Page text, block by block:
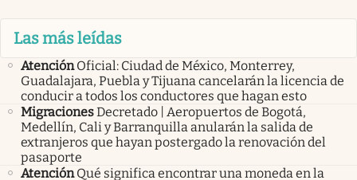
Las más leídas
Atención Oficial: Ciudad de México, Monterrey,
Guadalajara, Puebla y Tijuana cancelarán la licencia de
conducir a todos los conductores que hagan esto
MigracionesDecretado | Aeropuertos de Bogotá,
Medellín, Cali y Barranquilla anularán la salida de
extranjeros que hayan postergado la renovación del
pasaporte
Atención Qué significa encontrar una moneda en la